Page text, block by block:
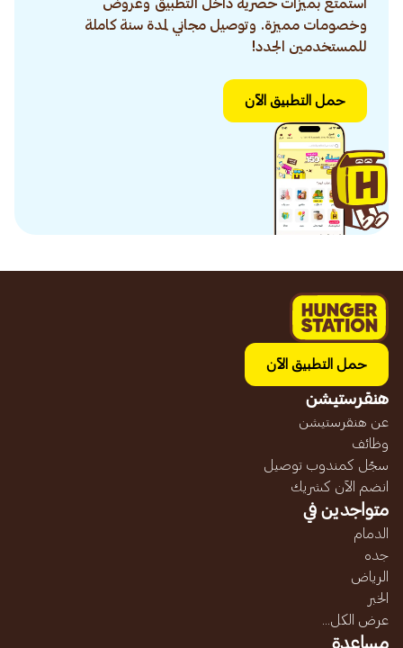
استمتع بميزات حصرية داخل التطبيق وعروض
وخصومات مميزة. وتوصيل مجاني لمدة سنة كاملة
للمستخدمين الجدد!
حمل التطبيق الآن
حمل التطبيق الآن
هنقرستيشن
عن هنقرستيشن
وظائف
سجّل كمندوب توصيل
انضم الآن كشريك
متواجدين في
الدمام
جده
الرياض
الخبر
عرض الكل...
مساعدة